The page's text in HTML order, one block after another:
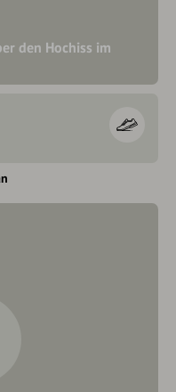
den Hochiss im